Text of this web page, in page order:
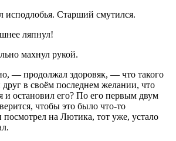
исподлобья. Старший смутился.
ляпнул!
махнул рукой.
— продолжал здоровяк, — что такого
друг в своём последнем желании, что
и остановил его? По его первым двум
чтобы это было что-то
на Лютика, тот уже, устало